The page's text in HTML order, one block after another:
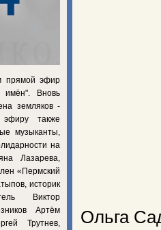
Ольга
прямой эфир
имён". Вновь
земляков -
также
музыканты,
на
Лазарева,
«Пермский
историк
Виктор
Артём
Трутнев,